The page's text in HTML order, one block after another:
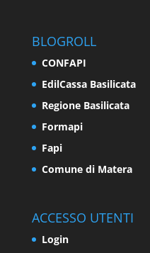
BLOGROLL
CONFAPI
EdilCassa Basilicata
Regione Basilicata
Formapi
Fapi
Comune di Matera
ACCESSO UTENTI
Login